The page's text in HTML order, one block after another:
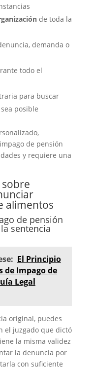
de toda la
demanda o
todo el
para buscar
posible
de pensión
y requiere una
alimentos
de pensión
sentencia
El Principio
de Impago de
Legal
original, puedes
el juzgado que dictó
la misma validez
la denuncia por
con suficiente